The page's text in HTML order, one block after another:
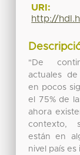
URI:
http://
"De
actuales de
en pocos
el 75% de
ahora
contexto,
están en
nivel país es